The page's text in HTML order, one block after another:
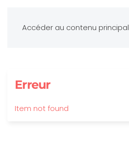
Accéder au contenu principal
Erreur
Item not found